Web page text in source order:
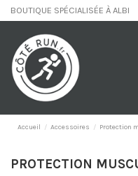
BOUTIQUE SPÉCIALISÉE À ALBI
Accueil Accessoires Protection
PROTECTION